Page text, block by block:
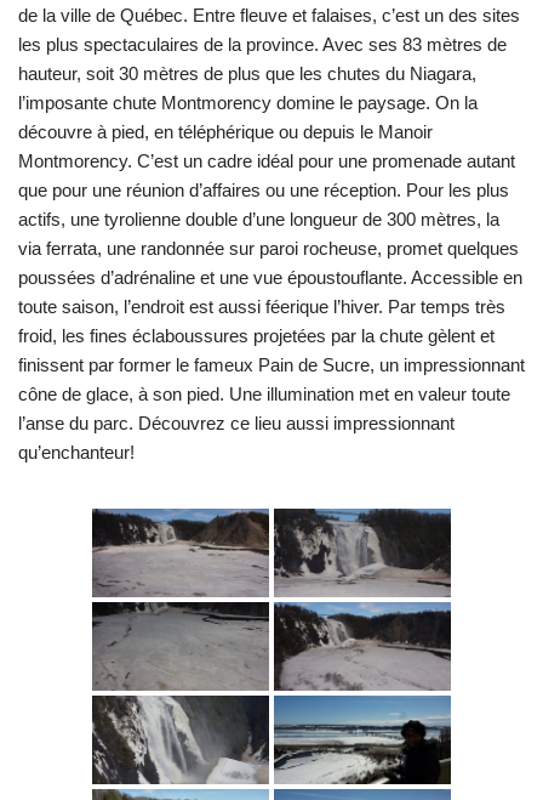
de la ville de Québec. Entre fleuve et falaises, c’est un des sites
les plus spectaculaires de la province. Avec ses 83 mètres de
hauteur, soit 30 mètres de plus que les chutes du Niagara,
l’imposante chute Montmorency domine le paysage. On la
découvre à pied, en téléphérique ou depuis le Manoir
Montmorency. C’est un cadre idéal pour une promenade autant
que pour une réunion d’affaires ou une réception. Pour les plus
actifs, une tyrolienne double d’une longueur de 300 mètres, la
via ferrata, une randonnée sur paroi rocheuse, promet quelques
poussées d’adrénaline et une vue époustouflante. Accessible en
toute saison, l’endroit est aussi féerique l’hiver. Par temps très
froid, les fines éclaboussures projetées par la chute gèlent et
finissent par former le fameux Pain de Sucre, un impressionnant
cône de glace, à son pied. Une illumination met en valeur toute
l’anse du parc. Découvrez ce lieu aussi impressionnant
qu’enchanteur!